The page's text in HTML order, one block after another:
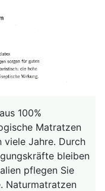
100%
Matratzen
viele Jahre. Durch
bleiben
pflegen Sie
Naturmatratzen